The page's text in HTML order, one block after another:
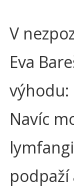
V
Eva
výhodu:
Navíc